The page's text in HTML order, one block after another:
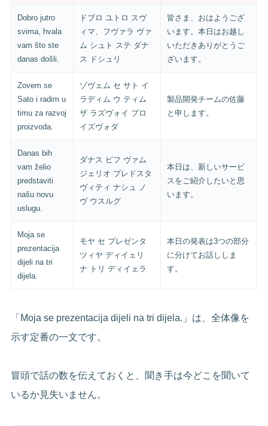
Dobro jutro
svima, hvala
vam što ste
danas došli.
ドブロ ユトロ スヴ
ィマ、フヴァラ ヴァ
ム シュト ステ ダナ
ス ドシュリ
皆さま、おはようござ
います。本日はお越し
いただきありがとうご
ざいます。
Zovem se
Sato i radim u
timu za razvoj
proizvoda.
ゾヴェム セ サト イ
ラディム ウ ティム
ザ ラズヴォイ プロ
イズヴォダ
製品開発チームの佐藤
と申します。
Danas bih
vam želio
predstaviti
našu novu
uslugu.
ダナス ビフ ヴァム
ジェリオ プレドスタ
ヴィティ ナシュ ノ
ヴ ウスルグ
本日は、新しいサービ
スをご紹介したいと思
います。
Moja se
prezentacija
dijeli na tri
dijela.
モヤ セ プレゼンタ
ツィヤ ディイェリ
ナ トリ ディイェラ
本日の発表は3つの部分
に分けてお話ししま
す。
「Moja se prezentacija dijeli na tri dijela.」は、全体像を
示す定番の一文です。
冒頭で話の数を伝えておくと、聞き手は今どこを聞いて
いるか見失いません。